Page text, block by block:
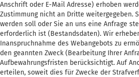
Anschrift oder E-Mail Adresse) erhoben
Zustimmung nicht an Dritte weitergegeben.
werden soll oder Sie an uns eine Anfrage
erforderlich ist (Bestandsdaten). Wir
Inanspruchnahme des Webangebots zu
den geannten Zweck (Bearbeitung Ihrer
Aufbewahrungsfristen berücksichtigt. Auf
erteilen, soweit dies für Zwecke der